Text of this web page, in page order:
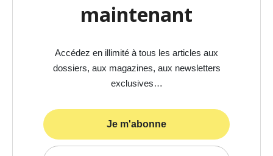
maintenant
Accédez en illimité à tous les articles aux
dossiers, aux magazines, aux newsletters
exclusives…
Je m'abonne